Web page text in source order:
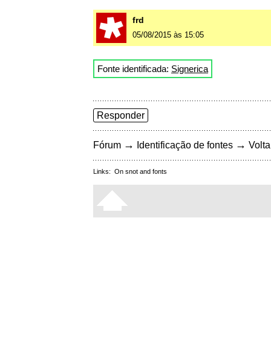
frd
05/08/2015 às 15:05
Fonte identificada: Signerica
Responder
Fórum → Identificação de fontes →
Links: On snot and fonts